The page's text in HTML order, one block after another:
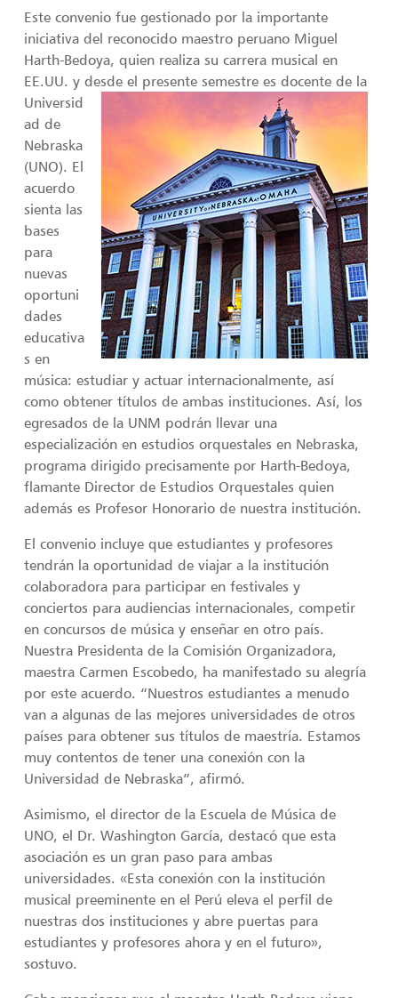
Este convenio fue gestionado por la importante
iniciativa del reconocido maestro peruano Miguel
Harth-Bedoya, quien realiza su carrera musical en
EE.UU. y desde el presente semestre es docentede la
Universid
ad de
Nebraska
(UNO). El
acuerdo
sienta las
bases
para
nuevas
oportuni
dades
educativa
s en
música: estudiar y actuar internacionalmente, así
como obtener títulos de ambas instituciones. Así, los
egresados de la UNM podrán llevar una
especialización en estudios orquestales en Nebraska,
programa dirigido precisamente por Harth-Bedoya,
flamante Director de Estudios Orquestales quien
además es Profesor Honorario de nuestra institución.
El convenio incluye que estudiantes y profesores
tendrán la oportunidad de viajar a la institución
colaboradora para participar en festivales y
conciertos para audiencias internacionales, competir
en concursos de música y enseñar en otro país.
Nuestra Presidenta de la Comisión Organizadora,
maestra Carmen Escobedo, ha manifestado su alegría
por este acuerdo. “Nuestros estudiantes a menudo
van a algunas de las mejores universidades de otros
países para obtener sus títulos de maestría. Estamos
muy contentos de tener una conexión con la
Universidad de Nebraska”, afirmó.
Asimismo, el director de la Escuela de Música de
UNO, el Dr. Washington García, destacó que esta
asociación es un gran paso para ambas
universidades. «Esta conexión con la institución
musical preeminente en el Perú eleva el perfil de
nuestras dos instituciones y abre puertas para
estudiantes y profesores ahora y en el futuro»,
sostuvo.